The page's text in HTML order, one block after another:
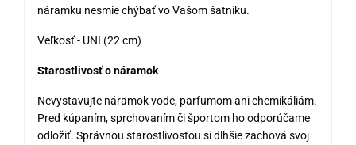
náramku nesmie chýbať vo Vašom šatníku.
Veľkosť - UNI (22 cm)
Starostlivosť o náramok
Nevystavujte náramok vode, parfumom ani chemikáliám.
Pred kúpaním, sprchovaním či športom ho odporúčame
odložiť. Správnou starostlivosťou si dlhšie zachová svoj